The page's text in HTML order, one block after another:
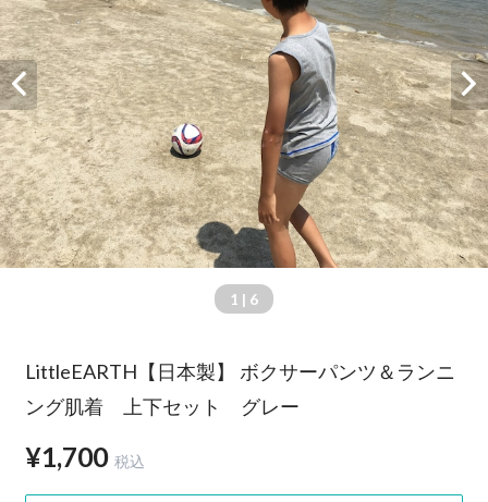
1 | 6
LittleEARTH【日本製】 ボクサーパンツ＆ランニ
ング肌着 上下セット グレー
¥1,700 税込